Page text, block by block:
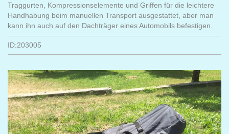
Traggurten, Kompressionselemente und Griffen für die leichtere
Handhabung beim manuellen Transport ausgestattet, aber man
kann ihn auch auf den Dachträger eines Automobils befestigen.
ID:203005